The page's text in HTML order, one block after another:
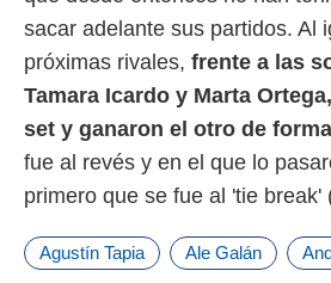
sacar adelante sus partidos. Al
próximas rivales, frente a las
Tamara Icardo y Marta
set y ganaron el otro de
fue al revés y en el que lo
primero que se fue al 'tie break'
Agustín Tapia Ale Galán